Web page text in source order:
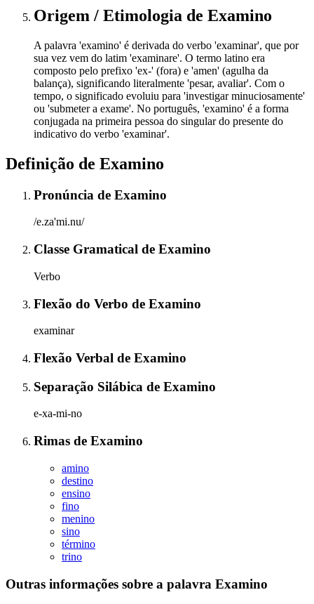
Origem / Etimologia de Examino
A palavra 'examino' é derivada do verbo 'examinar', que por
sua vez vem do latim 'examinare'. O termo latino era
composto pelo prefixo 'ex-' (fora) e 'amen' (agulha da
balança), significando literalmente 'pesar, avaliar'. Com o
tempo, o significado evoluiu para 'investigar minuciosamente'
ou 'submeter a exame'. No português, 'examino' é a forma
conjugada na primeira pessoa do singular do presente do
indicativo do verbo 'examinar'.
Definição de Examino
Pronúncia de Examino
/e.za'mi.nu/
Classe Gramatical de Examino
Verbo
Flexão do Verbo de Examino
examinar
Flexão Verbal de Examino
Separação Silábica de Examino
e-xa-mi-no
Rimas de Examino
amino
destino
ensino
fino
menino
sino
término
trino
Outras informações sobre a palavra Examino